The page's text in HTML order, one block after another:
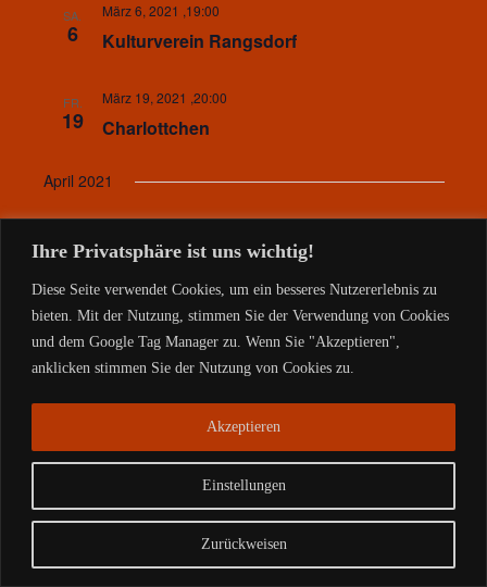
Ihre Privatsphäre ist uns wichtig!
Diese Seite verwendet Cookies, um ein besseres Nutzererlebnis zu
bieten. Mit der Nutzung, stimmen Sie der Verwendung von Cookies
und dem Google Tag Manager zu. Wenn Sie "Akzeptieren",
anklicken stimmen Sie der Nutzung von Cookies zu.
Einstellungen
Zurückweisen
Akzeptieren
SA.
6 Kulturverein Rangsdorf
März 6, 2021 ,19:00
FR.
19 Charlottchen
März 19, 2021 ,20:00
April 2021
10 Kulturverein Rangsdorf
April 10, 2021 ,19:00
SA.
10 Kulturverein Rangsdorf
April 10, 2021 ,19:00
30 Olafs Werkstatt
Juli 2021
SA. Juli 31, 2021 ,19:30